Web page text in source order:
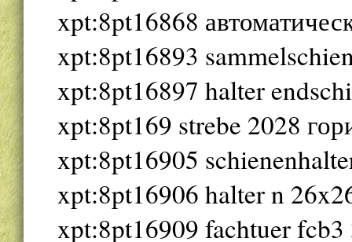
xpt:8pt16868
xpt:8pt16893
xpt:8pt16897 halter
xpt:8pt169 strebe 2028
xpt:8pt16905
xpt:8pt16906 halter n
xpt:8pt16909 fachtuer